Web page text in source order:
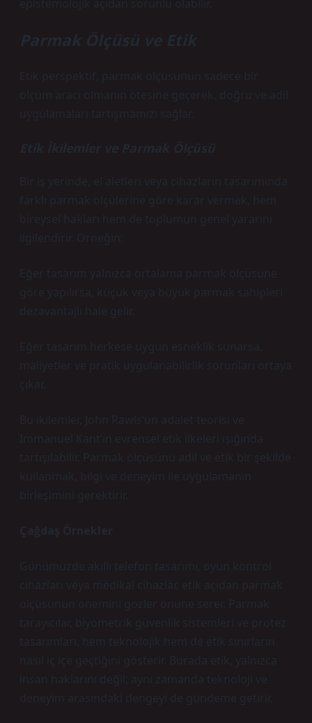
epistemolojik açıdan sorunlu olabilir.
Parmak Ölçüsü ve Etik
Etik perspektif, parmak ölçüsünün sadece bir
ölçüm aracı olmanın ötesine geçerek, doğru ve adil
uygulamaları tartışmamızı sağlar.
Etik İkilemler ve Parmak Ölçüsü
Bir iş yerinde, el aletleri veya cihazların tasarımında
farklı parmak ölçülerine göre karar vermek, hem
bireysel hakları hem de toplumun genel yararını
ilgilendirir. Örneğin:
Eğer tasarım yalnızca ortalama parmak ölçüsüne
göre yapılırsa, küçük veya büyük parmak sahipleri
dezavantajlı hale gelir.
Eğer tasarım herkese uygun esneklik sunarsa,
maliyetler ve pratik uygulanabilirlik sorunları ortaya
çıkar.
Bu ikilemler, John Rawls’un adalet teorisi ve
Immanuel Kant’ın evrensel etik ilkeleri ışığında
tartışılabilir. Parmak ölçüsünü adil ve etik bir şekilde
kullanmak, bilgi ve deneyim ile uygulamanın
birleşimini gerektirir.
Çağdaş Örnekler
Günümüzde akıllı telefon tasarımı, oyun kontrol
cihazları veya medikal cihazlar, etik açıdan parmak
ölçüsünün önemini gözler önüne serer. Parmak
tarayıcılar, biyometrik güvenlik sistemleri ve protez
tasarımları, hem teknolojik hem de etik sınırların
nasıl iç içe geçtiğini gösterir. Burada etik, yalnızca
insan haklarını değil; aynı zamanda teknoloji ve
deneyim arasındaki dengeyi de gündeme getirir.